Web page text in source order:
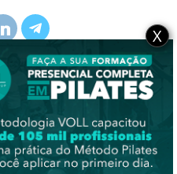
será publicado. Campos
com *
X